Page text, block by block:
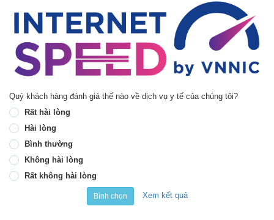
Quý khách hàng đánh giá thế nào về dịch vụ y tế của chúng tôi?
Rất hài lòng
Hài lòng
Bình thường
Không hài lòng
Rất không hài lòng
Bình chọn Xem kết quả